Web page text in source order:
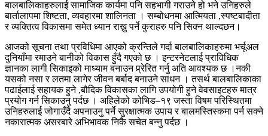
बालबालिकाहरुलाई सामाजिक कार्यमा पनि सहभागी गराउने हो भने उनिहरुले
बार्तालापमा शिष्टता, व्यवहारमा शालिनता । सम्बोधनमा आत्मियता ,स्पष्टबादीता
र व्यक्तित्व विकासमा समेत ध्यान राख्नु पर्ने कुराहरु पनि सिक्न थाल्दछन।
आजको सूचना तथा प्रविधिमा आएको क्रन्तिले गर्दा बालबालिकाहरुमा भर्चूअल
दुनियाँमा रमाउने बानीको विकास हुँदै गएको छ । इन्टरनेटलाई प्राविधिक
ज्ञानका लागी सिकाइको माध्याम बनाउन प्र्रेरित गर्नु अति आवश्यक छ ।नकी
यसको नसा र लतमा लागेर जीवन बर्बाद बनाउने साधन । तसर्थ बालबालिकाका
पढाईलाई सहायक हुने ,बौदिक विकासका लागि उपयोगी हुने वेवसाइटहरु मात्र
प्रयोग गर्न सिकाउनु पर्दछ । अहिलेको कोभिड–१९ जस्ता विषम परिस्थितमा
उनिहरुलाई जोगाउँदै अपनाउनु पर्ने सुरक्षात्मक उपाय र बालमस्तिस्कमा पर्न सक्ने
नकारात्मक असरबारे अभिभावक निकै सचेत बन्नु पर्दछ ।